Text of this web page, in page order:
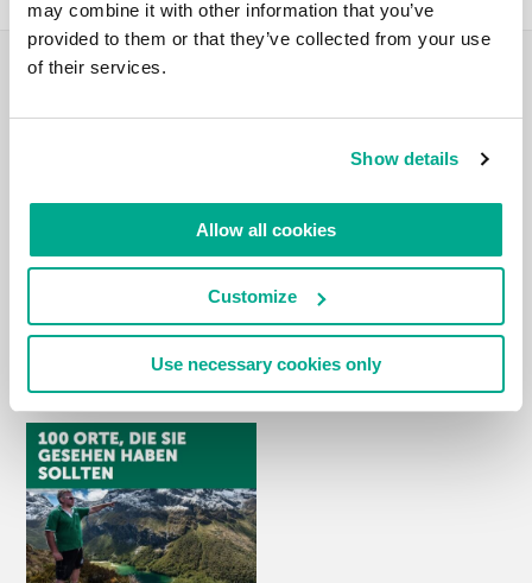
may combine it with other information that you’ve
provided to them or that they’ve collected from your use
of their services.
Show details
Allow all cookies
Customize
Use necessary cookies only